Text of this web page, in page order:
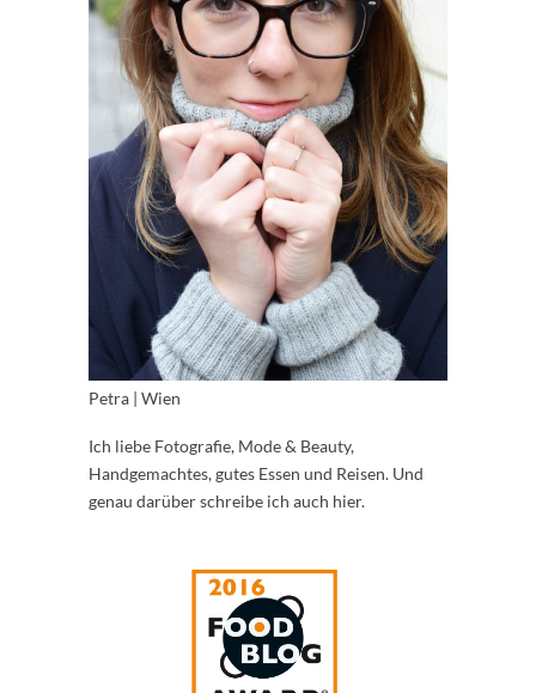
Petra | Wien
Ich liebe Fotografie, Mode & Beauty,
Handgemachtes, gutes Essen und Reisen. Und
genau darüber schreibe ich auch hier.